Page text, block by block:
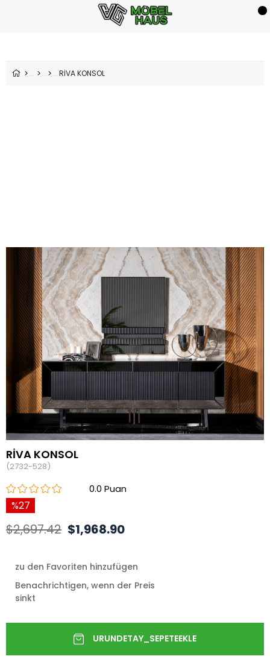
RİVA KONSOL
RİVA KONSOL
(2732-528)
0.0
27
$2,697.42 $1,968.90
zu den Favoriten hinzufügen
Benachrichtigen, wenn der Preis
sinkt